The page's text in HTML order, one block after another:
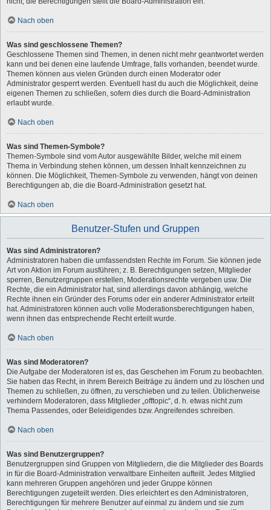
Nach oben
Was sind geschlossene Themen?
Geschlossene Themen sind Themen, in denen nicht mehr geantwortet werden
kann und bei denen eine laufende Umfrage, falls vorhanden, beendet wurde.
Themen können aus vielen Gründen durch einen Moderator oder
Administrator gesperrt werden. Eventuell hast du auch die Möglichkeit, deine
eigenen Themen zu schließen, sofern dies durch die Board-Administration
erlaubt wurde.
Nach oben
Was sind Themen-Symbole?
Themen-Symbole sind vom Autor ausgewählte Bilder, welche mit einem
Thema in Verbindung stehen können, um dessen Inhalt kennzeichnen zu
können. Die Möglichkeit, Themen-Symbole zu verwenden, hängt von deinen
Berechtigungen ab, die die Board-Administration gesetzt hat.
Nach oben
Benutzer-Stufen und Gruppen
Was sind Administratoren?
Administratoren haben die umfassendsten Rechte im Forum. Sie können jede
Art von Aktion im Forum ausführen; z. B. Berechtigungen setzen, Mitglieder
sperren, Benutzergruppen erstellen, Moderationsrechte vergeben usw. Die
Rechte, die ein Administrator hat, sind allerdings davon abhängig, welche
Rechte ihnen ein Gründer des Forums oder ein anderer Administrator erteilt
hat. Administratoren können auch volle Moderationsberechtigungen haben,
wenn ihnen das entsprechende Recht erteilt wurde.
Nach oben
Was sind Moderatoren?
Die Aufgabe der Moderatoren ist es, das Geschehen im Forum zu beobachten.
Sie haben das Recht, in ihrem Bereich Beiträge zu ändern und zu löschen und
Themen zu schließen, zu öffnen, zu verschieben und zu teilen. Üblicherweise
verhindern Moderatoren, dass Mitglieder „offtopic“, d. h. etwas nicht zum
Thema Passendes, oder Beleidigendes bzw. Angreifendes schreiben.
Nach oben
Was sind Benutzergruppen?
Benutzergruppen sind Gruppen von Mitgliedern, die die Mitglieder des Boards
in für die Board-Administration verwaltbare Einheiten aufteilt. Jedes Mitglied
kann mehreren Gruppen angehören und jeder Gruppe können
Berechtigungen zugeteilt werden. Dies erleichtert es den Administratoren,
Berechtigungen für mehrere Benutzer auf einmal zu ändern und sie zum